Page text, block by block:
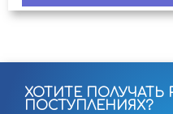
ХОТИТЕ ПОЛУЧАТЬ
ПОСТУПЛЕНИЯХ?